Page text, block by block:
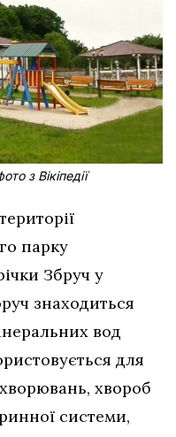
з Вікіпедії
парку
Збруч у
знаходиться
вод
для
хвороб
системи,